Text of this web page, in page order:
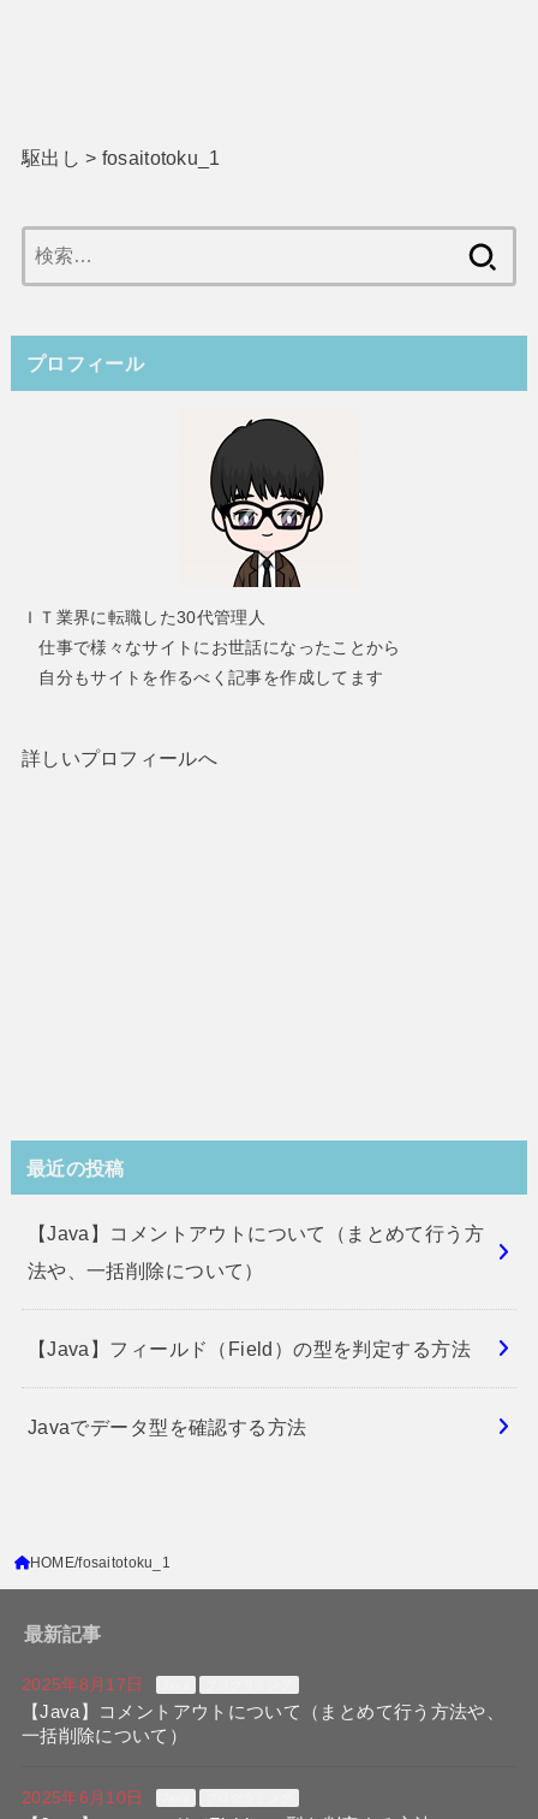
駆出し > fosaitotoku_1
索:
プロフィール
ＩＴ業界に転職した30代管理人
仕事で様々なサイトにお世話になったことから
自分もサイトを作るべく記事を作成してます
詳しいプロフィールへ
最近の投稿
【Java】コメントアウトについて（まとめて行う方
法や、一括削除について）
【Java】フィールド（Field）の型を判定する方法
Javaでデータ型を確認する方法
HOME fosaitotoku_1
最新記事
2025年8月17日
【Java】コメントアウトについて（まとめて行う方法や、
一括削除について）
2025年6月10日